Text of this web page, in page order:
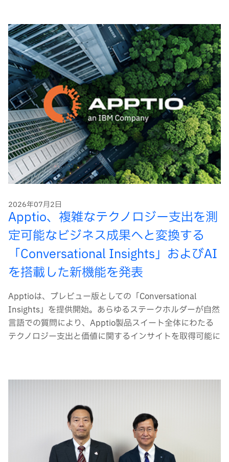
2026年07月2日
Apptio、複雑なテクノロジー支出を測
定可能なビジネス成果へと変換する
「Conversational Insights」およびAI
を搭載した新機能を発表
Apptioは、プレビュー版としての「Conversational
Insights」を提供開始。あらゆるステークホルダーが自然
言語での質問により、Apptio製品スイート全体にわたる
テクノロジー支出と価値に関するインサイトを取得可能に